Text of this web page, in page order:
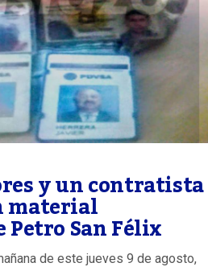
y un contratista
material
San Félix
de este jueves 9 de agosto,